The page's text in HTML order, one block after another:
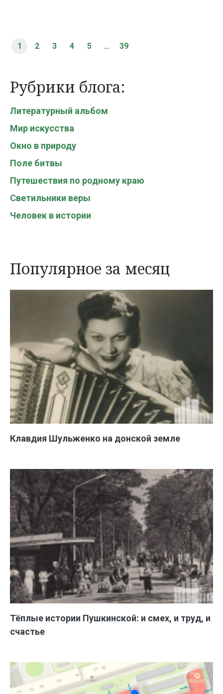
1 2 3 4 5 ... 39
Рубрики блога:
Литературный альбом
Мир искусства
Окно в природу
Поле битвы
Путешествия по родному краю
Светильники веры
Человек в истории
Популярное за месяц
Клавдия Шульженко на донской земле
Тёплые истории Пушкинской: и смех, и труд, и
счастье